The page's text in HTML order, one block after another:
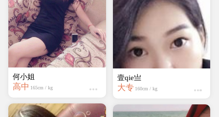
何小姐
高中 165cm / kg
壹qie亗
大专 160cm / kg